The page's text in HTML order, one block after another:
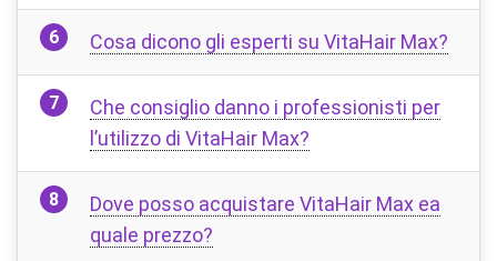
Cosa dicono gli esperti su VitaHair Max?
Che consiglio danno i professionisti per
l’utilizzo di VitaHair Max?
Dove posso acquistare VitaHair Max ea
quale prezzo?